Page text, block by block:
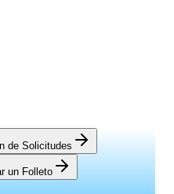
de Solicitudes
un Folleto